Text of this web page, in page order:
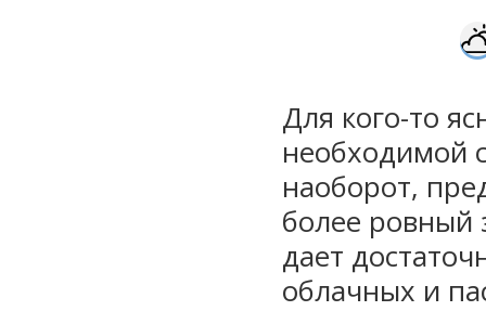
Для кого-то
необходимой
наоборот,
более ровный
дает
облачных и